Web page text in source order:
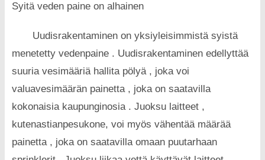
Syitä veden paine on alhainen
Uudisrakentaminen on yksiyleisimmistä syistä
menetetty vedenpaine . Uudisrakentaminen edellyttää
suuria vesimääriä hallita pölyä , joka voi
valuavesimäärän painetta , joka on saatavilla
kokonaisia ​​kaupunginosia . Juoksu laitteet ,
kutenastianpesukone, voi myös vähentää määrää
painetta , joka on saatavilla omaan puutarhaan